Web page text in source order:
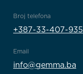
Broj telefona
+387-33-407-935
Email
info@gemma.ba